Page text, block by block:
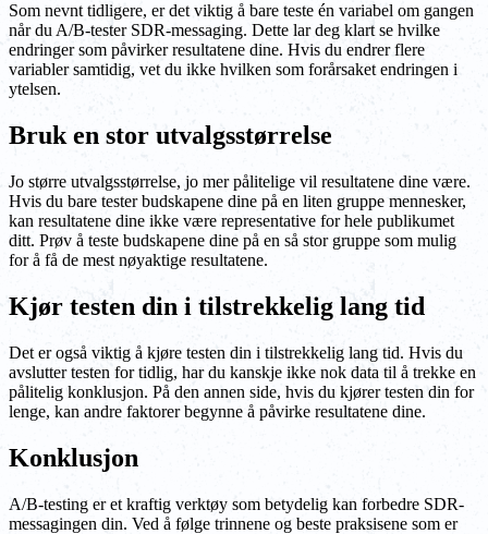
Som nevnt tidligere, er det viktig å bare teste én variabel om gangen
når du A/B-tester SDR-messaging. Dette lar deg klart se hvilke
endringer som påvirker resultatene dine. Hvis du endrer flere
variabler samtidig, vet du ikke hvilken som forårsaket endringen i
ytelsen.
Bruk en stor utvalgsstørrelse
Jo større utvalgsstørrelse, jo mer pålitelige vil resultatene dine være.
Hvis du bare tester budskapene dine på en liten gruppe mennesker,
kan resultatene dine ikke være representative for hele publikumet
ditt. Prøv å teste budskapene dine på en så stor gruppe som mulig
for å få de mest nøyaktige resultatene.
Kjør testen din i tilstrekkelig lang tid
Det er også viktig å kjøre testen din i tilstrekkelig lang tid. Hvis du
avslutter testen for tidlig, har du kanskje ikke nok data til å trekke en
pålitelig konklusjon. På den annen side, hvis du kjører testen din for
lenge, kan andre faktorer begynne å påvirke resultatene dine.
Konklusjon
A/B-testing er et kraftig verktøy som betydelig kan forbedre SDR-
messagingen din. Ved å følge trinnene og beste praksisene som er